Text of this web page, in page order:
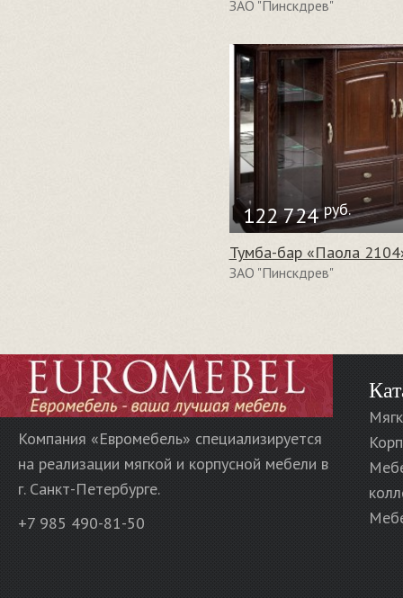
ЗАО "Пинскдрев"
122 724 руб.
Тумба-бар «Паола
ЗАО "Пинскдрев"
Компания «Евромебель» специализируется
на реализации мягкой и корпусной мебели в
г. Санкт-Петербурге.
+7 985 490-81-50